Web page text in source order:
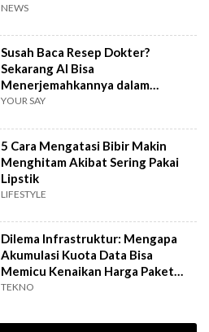
NEWS
Susah Baca Resep Dokter?
Sekarang AI Bisa
Menerjemahkannya dalam
Hitungkan Detik!
YOUR SAY
5 Cara Mengatasi Bibir Makin
Menghitam Akibat Sering Pakai
Lipstik
LIFESTYLE
Dilema Infrastruktur: Mengapa
Akumulasi Kuota Data Bisa
Memicu Kenaikan Harga Paket
Internet?
TEKNO